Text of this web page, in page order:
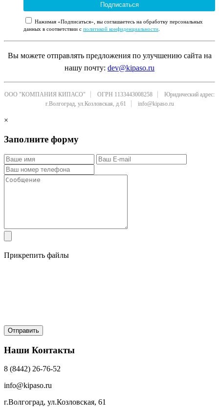
Подписаться
Нажимая «Подписаться», вы соглашаетесь на обработку персональных
данных в соответствии с политикой конфиденциальности
Вы можете отправлять предложения по улучшению сайта на
нашу почту: dev@kipaso.ru
ООО "КОМПАНИЯ КИПАСО" ОГРН 1133443008258
Юридический адрес:
г.Волгоград, ул.Козловская, д.61
info@kipaso.ru
×
Заполните форму
Прикрепить файлы
Наши Контакты
8 (8442) 26-76-52
info@kipaso.ru
г.Волгоград, ул.Козловская, 61